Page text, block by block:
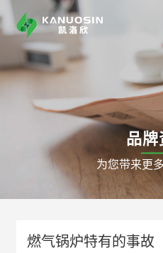
品牌
为您带来更
燃气锅炉特有的事故